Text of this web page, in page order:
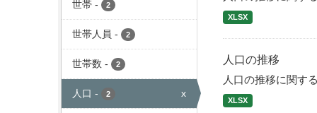
世帯 - 2
世帯人員 - 2
世帯数 - 2
人口 - 2 x
XLSX
人口の推移
人口の推移に関す
XLSX